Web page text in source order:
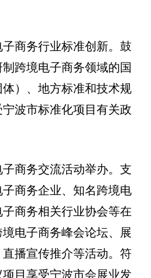
子商务行业标准创新。鼓
跨境电子商务领域的国
）、地方标准和技术规
波市标准化项目有关政
子商务交流活动举办。支
商务企业、知名跨境电
商务相关行业协会等在
电子商务峰会论坛、展
播宣传推介等活动。符
目享受宁波市会展业发